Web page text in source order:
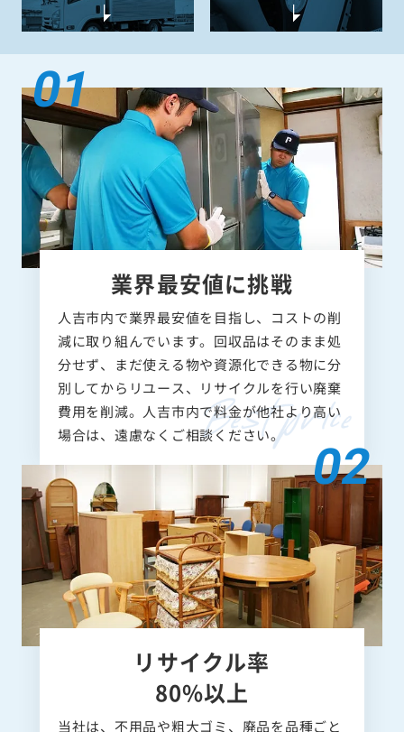
業界最安値に挑戦
人吉市内で業界最安値を目指し、コストの削
減に取り組んでいます。回収品はそのまま処
分せず、まだ使える物や資源化できる物に分
別してからリユース、リサイクルを行い廃棄
費用を削減。人吉市内で料金が他社より高い
場合は、遠慮なくご相談ください。
リサイクル率
80%以上
当社は、不用品や粗大ゴミ、廃品を品種ごと